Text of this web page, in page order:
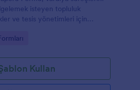
isteyen topluluk
ve tesis yönetimleri için
Kullan